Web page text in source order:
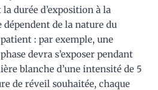
durée d’exposition à la
de la nature du
: par exemple, une
devra s’exposer pendant
blanche d’une intensité de 5
de réveil souhaitée, chaque